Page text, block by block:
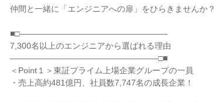
仲間と一緒に「エンジニアへの扉」をひらきませんか？
■□――――――――――――――――――
7,300名以上のエンジニアから選ばれる理由
――――――――――――――――――□■
＜Point１＞東証プライム上場企業グループの一員
・売上高約481億円、社員数7,747名の成長企業！